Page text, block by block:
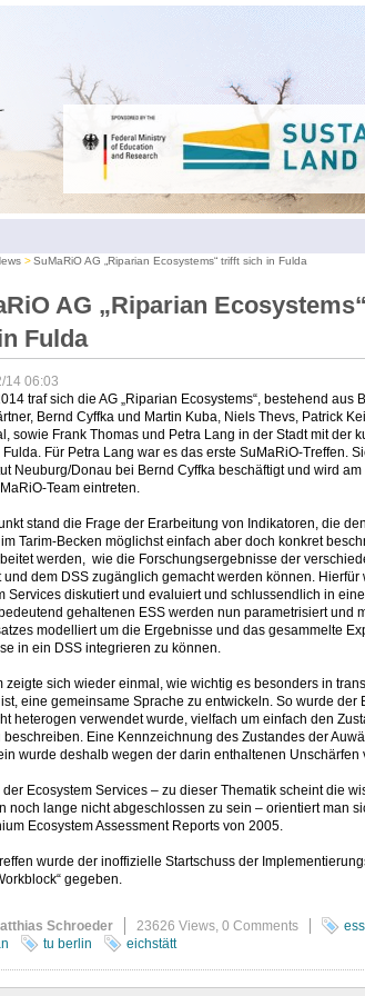
SuMaRiO AG „Riparian Ecosystems“ trifft sich in Fulda
AG „Riparian
Fulda
14 06:03
traf sich die AG „Riparian Ecosystems“, bestehend aus
Bernd Cyffka und Martin Kuba, Niels Thevs, Patrick
sowie Frank Thomas und Petra Lang in der Stadt mit der
Fulda. Für Petra Lang war es das erste SuMaRiO-Treffen.
Neuburg/Donau bei Bernd Cyffka beschäftigt und wird
Team eintreten.
stand die Frage der Erarbeitung von Indikatoren, die
Tarim-Becken möglichst einfach aber doch konkret
werden, wie die Forschungsergebnisse der
und dem DSS zugänglich gemacht werden können. Hierfür
Services diskutiert und evaluiert und schlussendlich in
gehaltenen ESS werden nun parametrisiert und
modelliert um die Ergebnisse und das gesammelte
in ein DSS integrieren zu können.
zeigte sich wieder einmal, wie wichtig es besonders in
eine gemeinsame Sprache zu entwickeln. So wurde der
heterogen verwendet wurde, vielfach um einfach den
beschreiben. Eine Kennzeichnung des Zustandes der
wurde deshalb wegen der darin enthaltenen Unschärfen
Ecosystem Services – zu dieser Thematik scheint die
noch lange nicht abgeschlossen zu sein – orientiert man
Ecosystem Assessment Reports von 2005.
wurde der inoffizielle Startschuss der
gegeben.
Schroeder 23626 Views, 0 Comments ess
tu berlin eichstätt